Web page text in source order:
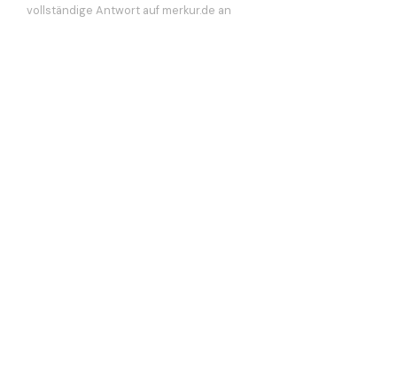
vollständige Antwort auf merkur.de an